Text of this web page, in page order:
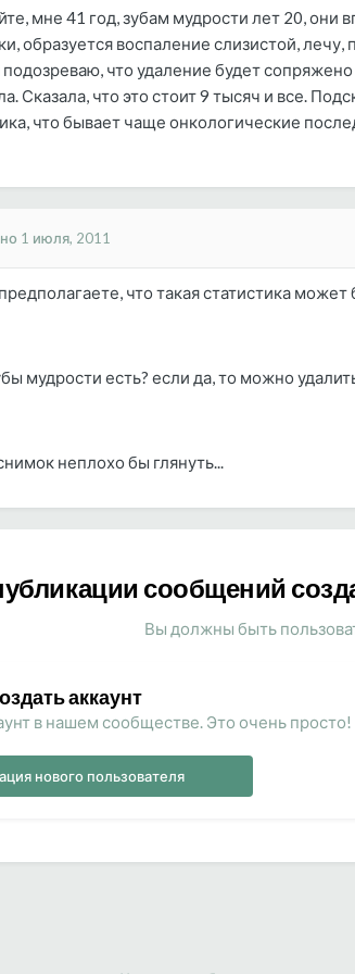
мне 41 год, зубам мудрости лет 20, они
образуется воспаление слизистой,
что удаление будет
Сказала, что это стоит 9 тысяч и все.
что бывает чаще онкологические
1 июля, 2011
что такая статистика может
мудрости есть? если да, то можно
неплохо бы глянуть...
сообщений
Вы должны быть
аккаунт
в нашем сообществе. Это очень просто!
нового пользователя